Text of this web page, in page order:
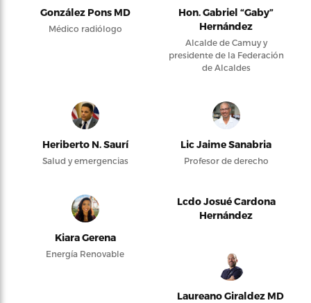
González Pons MD
Médico radiólogo
Hon. Gabriel “Gaby”
Hernández
Alcalde de Camuy y
presidente de la Federación
de Alcaldes
Heriberto N. Saurí
Salud y emergencias
Lic Jaime Sanabria
Profesor de derecho
Kiara Gerena
Energía Renovable
Lcdo Josué Cardona
Hernández
Laureano Giraldez MD